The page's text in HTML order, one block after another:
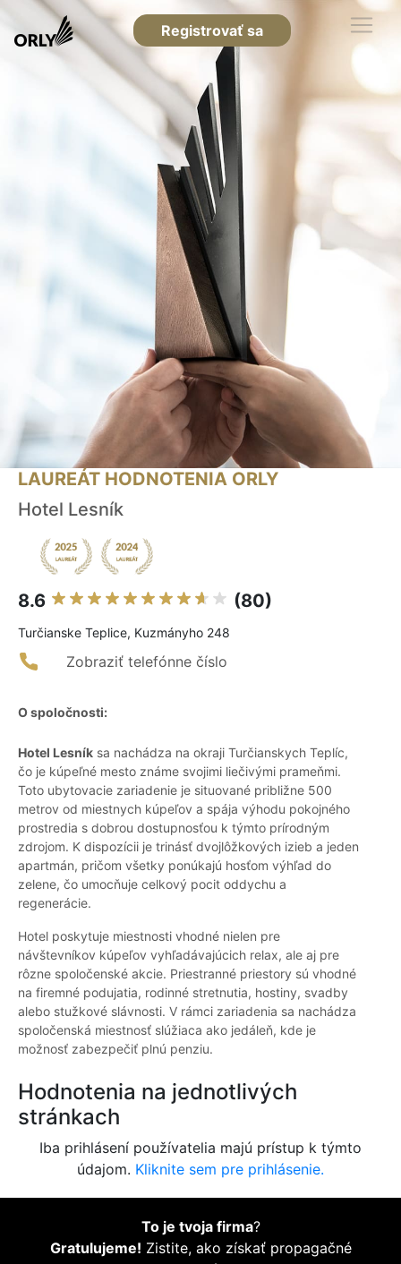
Registrovať sa
LAUREÁT HODNOTENIA ORLY
Hotel Lesník
8.6 (80)
Turčianske Teplice, Kuzmányho 248
Zobraziť telefónne číslo
O spoločnosti:
Hotel Lesník sa nachádza na okraji Turčianskych Teplíc,
čo je kúpeľné mesto známe svojimi liečivými prameňmi.
Toto ubytovacie zariadenie je situované približne 500
metrov od miestnych kúpeľov a spája výhodu pokojného
prostredia s dobrou dostupnosťou k týmto prírodným
zdrojom. K dispozícii je trinásť dvojlôžkových izieb a jeden
apartmán, pričom všetky ponúkajú hosťom výhľad do
zelene, čo umocňuje celkový pocit oddychu a
regenerácie.
Hotel poskytuje miestnosti vhodné nielen pre
návštevníkov kúpeľov vyhľadávajúcich relax, ale aj pre
rôzne spoločenské akcie. Priestranné priestory sú vhodné
na firemné podujatia, rodinné stretnutia, hostiny, svadby
alebo stužkové slávnosti. V rámci zariadenia sa nachádza
spoločenská miestnosť slúžiaca ako jedáleň, kde je
možnosť zabezpečiť plnú penziu.
Hodnotenia na jednotlivých
stránkach
Iba prihlásení používatelia majú prístup k týmto
údajom. Kliknite sem pre prihlásenie.
To je tvoja firma?
Gratulujeme! Zistite, ako získať propagačné